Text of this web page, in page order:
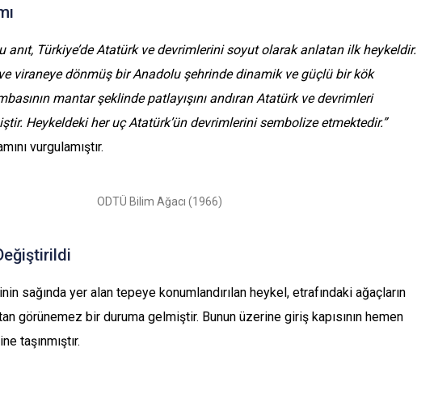
anıt, Türkiye’de Atatürk ve devrimlerini soyut olarak anlatan ilk heykeldir.
ve viraneye dönmüş bir Anadolu şehrinde dinamik ve güçlü bir kök
mantar şeklinde patlayışını andıran Atatürk ve devrimleri
Heykeldeki her uç Atatürk’ün devrimlerini sembolize etmektedir.”
vurgulamıştır.
ODTÜ Bilim Ağacı (1966)
sağında yer alan tepeye konumlandırılan heykel, etrafındaki ağaçların
görünemez bir duruma gelmiştir. Bunun üzerine giriş kapısının hemen
taşınmıştır.